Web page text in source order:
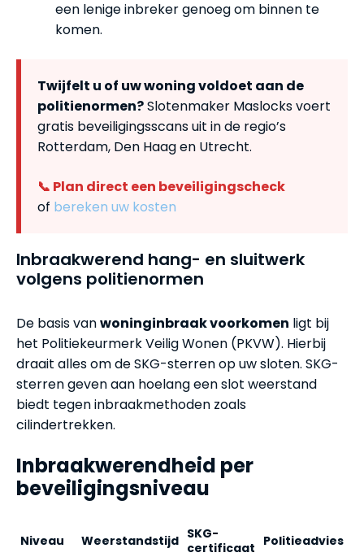
een lenige inbreker genoeg om binnen te
komen.
Twijfelt u of uw woning voldoet aan de
politienormen?Slotenmaker Maslocks voert
gratis beveiligingsscans uit in de regio’s
Rotterdam, Den Haag en Utrecht.
📞 Plan direct een beveiligingscheck
of bereken uw kosten
Inbraakwerend hang- en sluitwerk
volgens politienormen
De basis vanwoninginbraak voorkomen ligt bij
het Politiekeurmerk Veilig Wonen (PKVW). Hierbij
draait alles om de SKG-sterren op uw sloten. SKG-
sterren geven aan hoelang een slot weerstand
biedt tegen inbraakmethoden zoals
cilindertrekken.
Inbraakwerendheid per
beveiligingsniveau
Niveau Weerstandstijd SKG-
certificaat Politieadvies